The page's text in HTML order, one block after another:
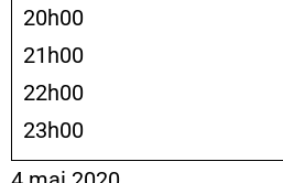
20h00
21h00
22h00
23h00